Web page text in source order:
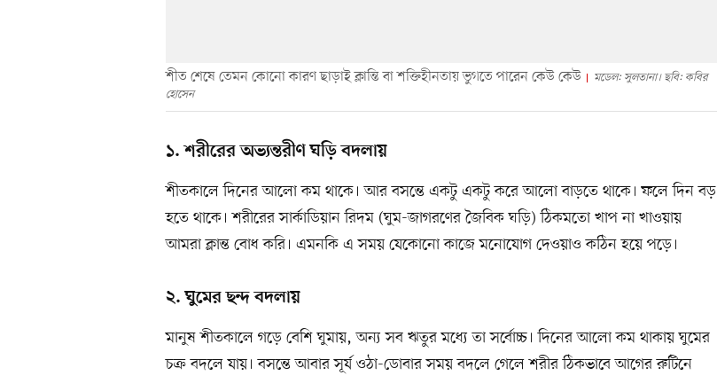
শীত শেষে তেমন কোনো কারণ ছাড়াই ক্লান্তি বা শক্তিহীনতায় ভুগতে পারেন কেউ কেউ
মডেল: সুলতানা। ছবি: কবির
হোসেন
১. শরীরের অভ্যন্তরীণ ঘড়ি বদলায়
শীতকালে দিনের আলো কম থাকে। আর বসন্তে একটু একটু করে আলো বাড়তে থাকে। ফলে দিন বড়
হতে থাকে। শরীরের সার্কাডিয়ান রিদম (ঘুম-জাগরণের জৈবিক ঘড়ি) ঠিকমতো খাপ না খাওয়ায়
আমরা ক্লান্ত বোধ করি। এমনকি এ সময় যেকোনো কাজে মনোযোগ দেওয়াও কঠিন হয়ে পড়ে।
২. ঘুমের ছন্দ বদলায়
মানুষ শীতকালে গড়ে বেশি ঘুমায়, অন্য সব ঋতুর মধ্যে তা সর্বোচ্চ। দিনের আলো কম থাকায় ঘুমের
চক্র বদলে যায়। বসন্তে আবার সূর্য ওঠা-ডোবার সময় বদলে গেলে শরীর ঠিকভাবে আগের রুটিনে